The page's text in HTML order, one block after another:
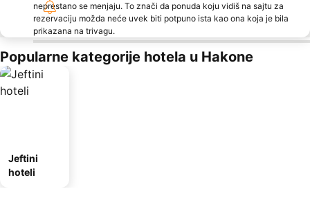
neprestano se menjaju. To znači da ponuda koju vidiš na sajtu za
rezervaciju možda neće uvek biti potpuno ista kao ona koja je bila
prikazana na trivagu.
Popularne kategorije hotela u Hakone
Jeftini
hoteli